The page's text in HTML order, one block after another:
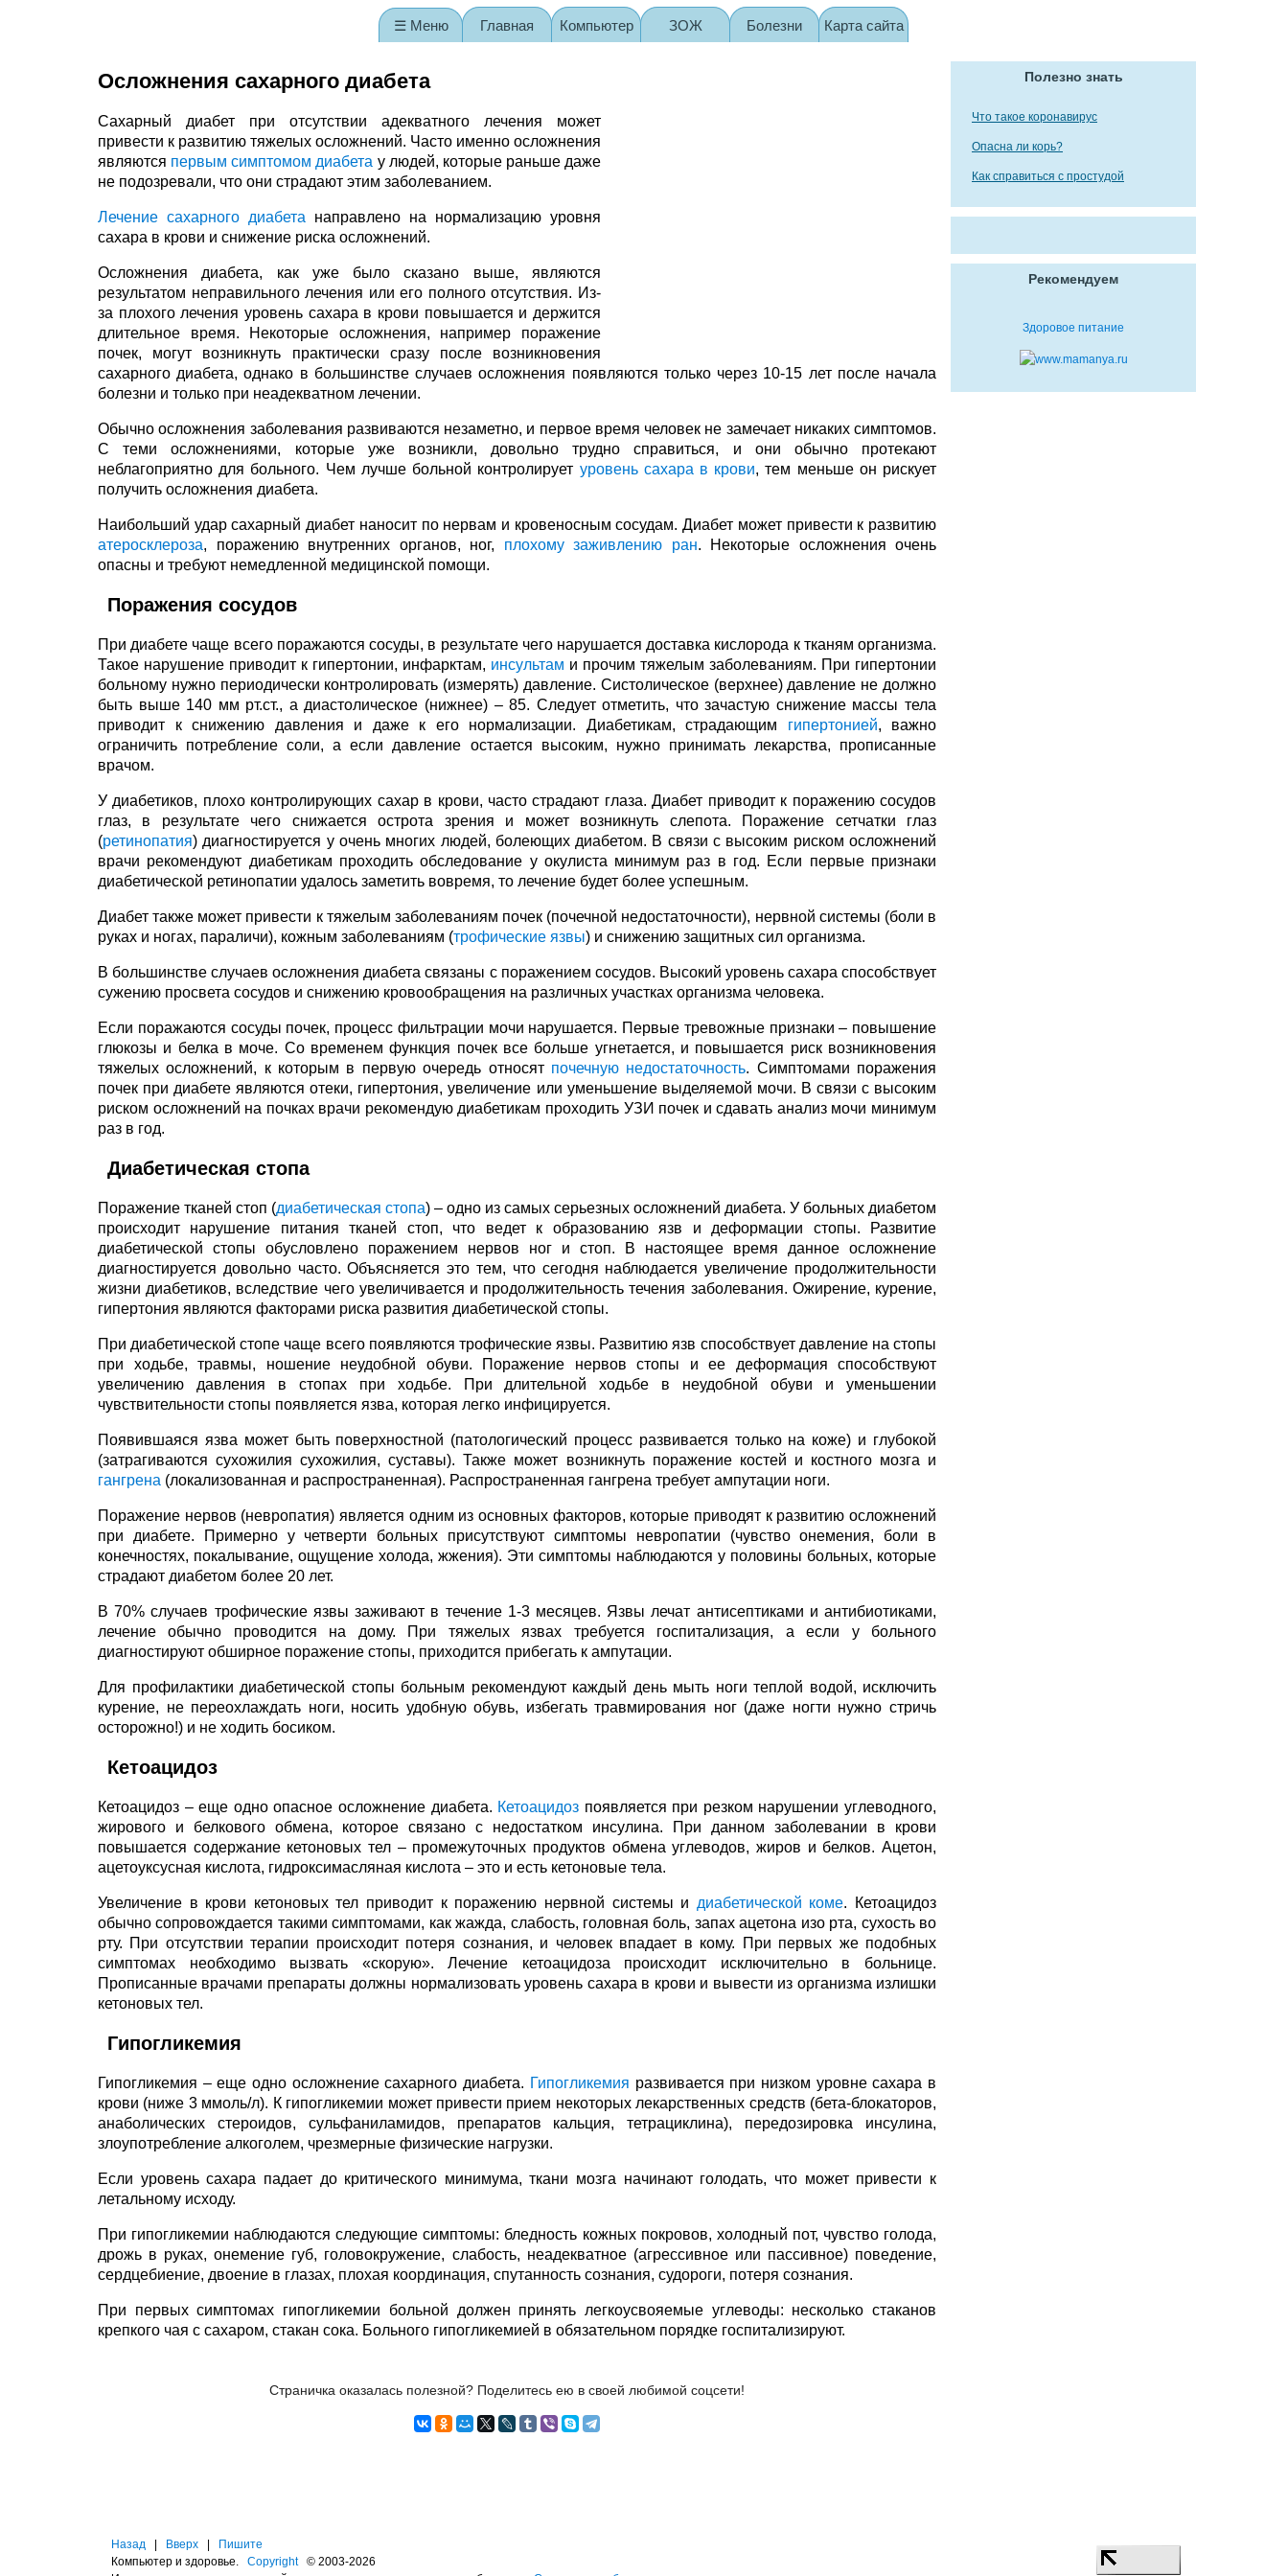
Осложнения сахарного диабета
Сахарный диабет при отсутствии адекватного лечения может
привести к развитию тяжелых осложнений. Часто именно осложнения
являются первым симптомом диабета у людей, которые раньше даже
не подозревали, что они страдают этим заболеванием.
Лечение сахарного диабета направлено на нормализацию уровня
сахара в крови и снижение риска осложнений.
Осложнения диабета, как уже было сказано выше, являются
результатом неправильного лечения или его полного отсутствия. Из-
за плохого лечения уровень сахара в крови повышается и держится
длительное время. Некоторые осложнения, например поражение
почек, могут возникнуть практически сразу после возникновения
сахарного диабета, однако в большинстве случаев осложнения появляются только через 10-15 лет после начала
болезни и только при неадекватном лечении.
Обычно осложнения заболевания развиваются незаметно, и первое время человек не замечает никаких симптомов.
С теми осложнениями, которые уже возникли, довольно трудно справиться, и они обычно протекают
неблагоприятно для больного. Чем лучше больной контролирует уровень сахара в крови, тем меньше он рискует
получить осложнения диабета.
Наибольший удар сахарный диабет наносит по нервам и кровеносным сосудам. Диабет может привести к развитию
атеросклероза, поражению внутренних органов, ног, плохому заживлению ран. Некоторые осложнения очень
опасны и требуют немедленной медицинской помощи.
Поражения сосудов
При диабете чаще всего поражаются сосуды, в результате чего нарушается доставка кислорода к тканям организма.
Такое нарушение приводит к гипертонии, инфарктам, инсультам и прочим тяжелым заболеваниям. При гипертонии
больному нужно периодически контролировать (измерять) давление. Систолическое (верхнее) давление не должно
быть выше 140 мм рт.ст., а диастолическое (нижнее) – 85. Следует отметить, что зачастую снижение массы тела
приводит к снижению давления и даже к его нормализации. Диабетикам, страдающим гипертонией, важно
ограничить потребление соли, а если давление остается высоким, нужно принимать лекарства, прописанные
врачом.
У диабетиков, плохо контролирующих сахар в крови, часто страдают глаза. Диабет приводит к поражению сосудов
глаз, в результате чего снижается острота зрения и может возникнуть слепота. Поражение сетчатки глаз
(ретинопатия) диагностируется у очень многих людей, болеющих диабетом. В связи с высоким риском осложнений
врачи рекомендуют диабетикам проходить обследование у окулиста минимум раз в год. Если первые признаки
диабетической ретинопатии удалось заметить вовремя, то лечение будет более успешным.
Диабет также может привести к тяжелым заболеваниям почек (почечной недостаточности), нервной системы (боли в
руках и ногах, параличи), кожным заболеваниям (трофические язвы) и снижению защитных сил организма.
В большинстве случаев осложнения диабета связаны с поражением сосудов. Высокий уровень сахара способствует
сужению просвета сосудов и снижению кровообращения на различных участках организма человека.
Если поражаются сосуды почек, процесс фильтрации мочи нарушается. Первые тревожные признаки – повышение
глюкозы и белка в моче. Со временем функция почек все больше угнетается, и повышается риск возникновения
тяжелых осложнений, к которым в первую очередь относят почечную недостаточность. Симптомами поражения
почек при диабете являются отеки, гипертония, увеличение или уменьшение выделяемой мочи. В связи с высоким
риском осложнений на почках врачи рекомендую диабетикам проходить УЗИ почек и сдавать анализ мочи минимум
раз в год.
Диабетическая стопа
Поражение тканей стоп (диабетическая стопа) – одно из самых серьезных осложнений диабета. У больных диабетом
происходит нарушение питания тканей стоп, что ведет к образованию язв и деформации стопы. Развитие
диабетической стопы обусловлено поражением нервов ног и стоп. В настоящее время данное осложнение
диагностируется довольно часто. Объясняется это тем, что сегодня наблюдается увеличение продолжительности
жизни диабетиков, вследствие чего увеличивается и продолжительность течения заболевания. Ожирение, курение,
гипертония являются факторами риска развития диабетической стопы.
При диабетической стопе чаще всего появляются трофические язвы. Развитию язв способствует давление на стопы
при ходьбе, травмы, ношение неудобной обуви. Поражение нервов стопы и ее деформация способствуют
увеличению давления в стопах при ходьбе. При длительной ходьбе в неудобной обуви и уменьшении
чувствительности стопы появляется язва, которая легко инфицируется.
Появившаяся язва может быть поверхностной (патологический процесс развивается только на коже) и глубокой
(затрагиваются сухожилия сухожилия, суставы). Также может возникнуть поражение костей и костного мозга и
гангрена (локализованная и распространенная). Распространенная гангрена требует ампутации ноги.
Поражение нервов (невропатия) является одним из основных факторов, которые приводят к развитию осложнений
при диабете. Примерно у четверти больных присутствуют симптомы невропатии (чувство онемения, боли в
конечностях, покалывание, ощущение холода, жжения). Эти симптомы наблюдаются у половины больных, которые
страдают диабетом более 20 лет.
В 70% случаев трофические язвы заживают в течение 1-3 месяцев. Язвы лечат антисептиками и антибиотиками,
лечение обычно проводится на дому. При тяжелых язвах требуется госпитализация, а если у больного
диагностируют обширное поражение стопы, приходится прибегать к ампутации.
Для профилактики диабетической стопы больным рекомендуют каждый день мыть ноги теплой водой, исключить
курение, не переохлаждать ноги, носить удобную обувь, избегать травмирования ног (даже ногти нужно стричь
осторожно!) и не ходить босиком.
Кетоацидоз
Кетоацидоз – еще одно опасное осложнение диабета. Кетоацидоз появляется при резком нарушении углеводного,
жирового и белкового обмена, которое связано с недостатком инсулина. При данном заболевании в крови
повышается содержание кетоновых тел – промежуточных продуктов обмена углеводов, жиров и белков. Ацетон,
ацетоуксусная кислота, гидроксимасляная кислота – это и есть кетоновые тела.
Увеличение в крови кетоновых тел приводит к поражению нервной системы и диабетической коме. Кетоацидоз
обычно сопровождается такими симптомами, как жажда, слабость, головная боль, запах ацетона изо рта, сухость во
рту. При отсутствии терапии происходит потеря сознания, и человек впадает в кому. При первых же подобных
симптомах необходимо вызвать «скорую». Лечение кетоацидоза происходит исключительно в больнице.
Прописанные врачами препараты должны нормализовать уровень сахара в крови и вывести из организма излишки
кетоновых тел.
Гипогликемия
Гипогликемия – еще одно осложнение сахарного диабета. Гипогликемия развивается при низком уровне сахара в
крови (ниже 3 ммоль/л). К гипогликемии может привести прием некоторых лекарственных средств (бета-блокаторов,
анаболических стероидов, сульфаниламидов, препаратов кальция, тетрациклина), передозировка инсулина,
злоупотребление алкоголем, чрезмерные физические нагрузки.
Если уровень сахара падает до критического минимума, ткани мозга начинают голодать, что может привести к
летальному исходу.
При гипогликемии наблюдаются следующие симптомы: бледность кожных покровов, холодный пот, чувство голода,
дрожь в руках, онемение губ, головокружение, слабость, неадекватное (агрессивное или пассивное) поведение,
сердцебиение, двоение в глазах, плохая координация, спутанность сознания, судороги, потеря сознания.
При первых симптомах гипогликемии больной должен принять легкоусвояемые углеводы: несколько стаканов
крепкого чая с сахаром, стакан сока. Больного гипогликемией в обязательном порядке госпитализируют.
Страничка оказалась полезной? Поделитесь ею в своей любимой соцсети!
Полезно знать
Что такое коронавирус
Опасна ли корь?
Как справиться с простудой
Рекомендуем
Здоровое питание
☰ Меню Главная Компьютер ЗОЖ Болезни Карта сайта
Назад | Вверх | Пишите
Компьютер и здоровье. Copyright© 2003-2026